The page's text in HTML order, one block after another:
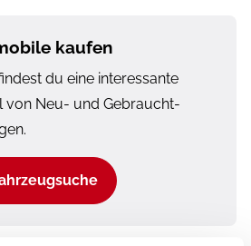
kaufen
du eine interessante
von Neu- und Gebraucht-